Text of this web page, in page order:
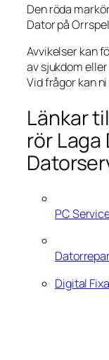
Den röda
Dator på
Avvikelser kan
av sjukdom
Vid frågor kan
Länkar
rör Laga
PC
Digital